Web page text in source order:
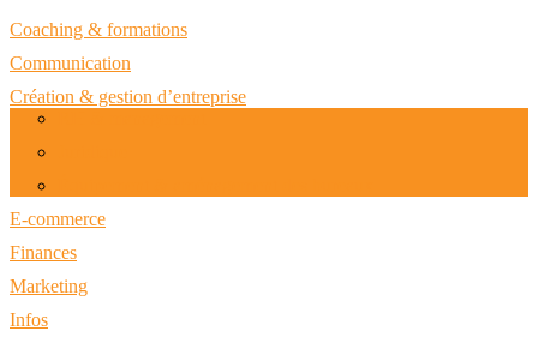
Coaching & formations
Communication
Création & gestion d’entreprise
E-commerce
Finances
Marketing
Infos